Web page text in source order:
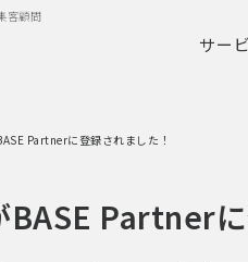
客顧問
サー
Partnerに登録されました！
Partnerに